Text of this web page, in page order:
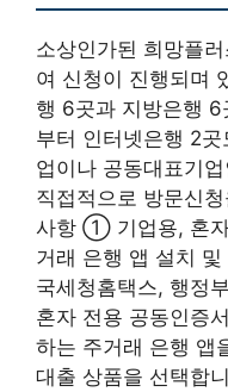
소상인가된 희망플
여 신청이 진행되며
행 6곳과 지방은행
부터 인터넷은행 2
업이나 공동대표기
직접적으로 방문신
사항 ① 기업용, 혼
거래 은행 앱 설치
국세청홈택스, 행정
혼자 전용 공동인증
하는 주거래 은행 앱
대출 상품을 선택합